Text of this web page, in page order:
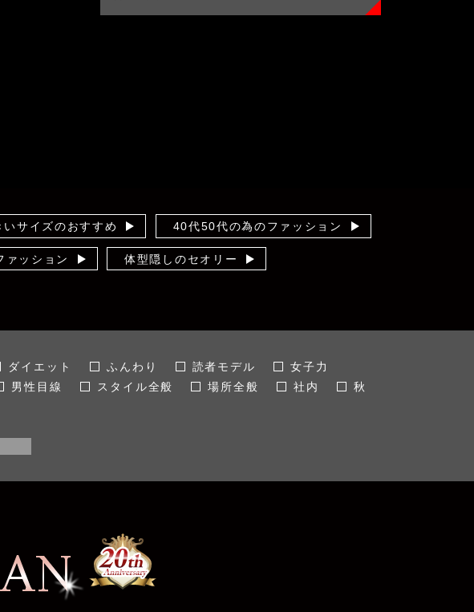
いサイズのおすすめ 40代50代の為のファッション
ァッション 体型隠しのセオリー
ダイエット ふんわり 読者モデル
女子力
男性目線 スタイル全般 場所全般 社内
秋